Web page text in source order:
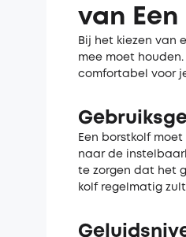
van
Bij het kiezen van
mee moet
comfortabel voor
Een borstkolf
naar de
te zorgen dat het
kolf regelmatig